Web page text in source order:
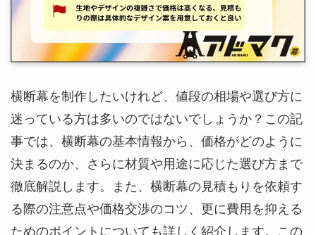
横断幕を制作したいけれど、値段の相場や選び方に
迷っている方は多いのではないでしょうか？この記
事では、横断幕の基本情報から、価格がどのように
決まるのか、さらに材質や用途に応じた選び方まで
徹底解説します。また、横断幕の見積もりを依頼す
る際の注意点や価格交渉のコツ、更に費用を抑える
ためのポイントについても詳しく紹介します。この